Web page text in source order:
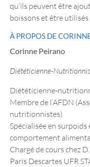
qu’ils peuvent être
boissons et être
À PROPOS DE
Corinne Peirano
Diététicienne-
Diététicienne-
Membre de l’AFDN
nutritionnistes)
Spécialisée en
comportement
Chargé de cours chez
Paris Descartes UFR